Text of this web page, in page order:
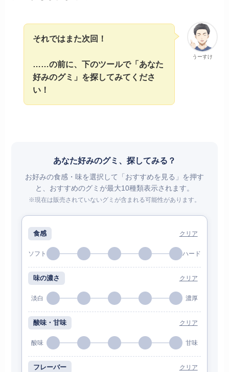
うーすけ
それではまた次回！
……の前に、下のツールで「あなた
好みのグミ」を探してみてくださ
い！
あなた好みのグミ、探してみる？
お好みの食感・味を選択して「おすすめを見る」を押す
と、おすすめのグミが最大10種類表示されます。
※現在は販売されていないグミが含まれる可能性があります。
食感 クリア
ソフト ハード
味の濃さ クリア
淡白 濃厚
酸味・甘味 クリア
酸味 甘味
フレーバー クリア